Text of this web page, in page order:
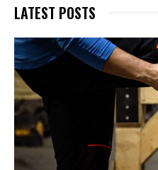
LATEST POSTS